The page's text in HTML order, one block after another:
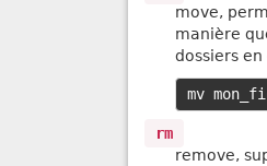
move,
manière
dossiers
rm
remove,